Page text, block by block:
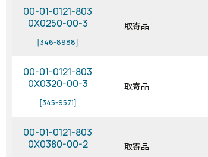
00-01-0121-803
0X0250-00-3
[346-8988]
取寄品
00-01-0121-803
0X0320-00-3
[345-9571]
取寄品
00-01-0121-803
0X0380-00-2
取寄品